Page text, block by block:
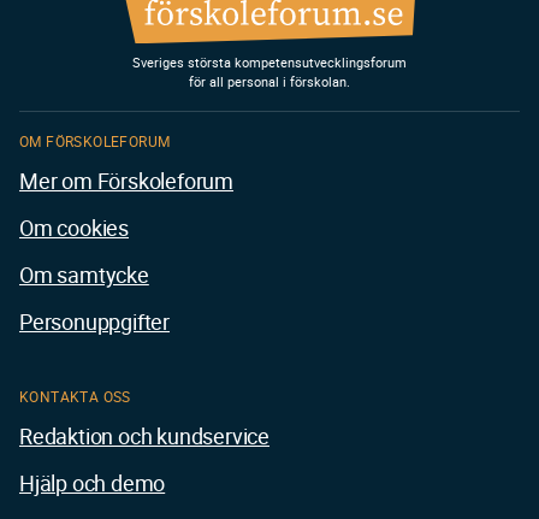
Sveriges största kompetensutvecklingsforum
för all personal i förskolan.
KONTAKTA OSS
Redaktion och kundservice
Hjälp och demo
OM FÖRSKOLEFORUM
Mer om Förskoleforum
Om cookies
Om samtycke
Personuppgifter